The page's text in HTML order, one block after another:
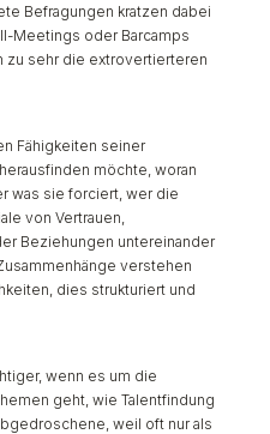
Befragungen kratzen dabei
Meetings oder Barcamps
zu sehr die extrovertierteren
Fähigkeiten seiner
möchte, woran
was sie forciert, wer die
von Vertrauen,
Beziehungen untereinander
verstehen
dies strukturiert und
wenn es um die
geht, wie Talentfindung
weil oft nur als